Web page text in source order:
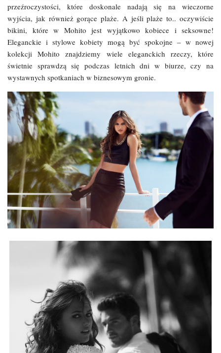
przeźroczystości, które doskonale nadają się na wieczorne
wyjścia, jak również gorące plaże. A jeśli plaże to.. oczywiście
bikini, które w Mohito jest wyjątkowo kobiece i seksowne!
Eleganckie i stylowe kobiety mogą być spokojne – w nowej
kolekcji Mohito znajdziemy wiele eleganckich rzeczy, które
świetnie sprawdzą się podczas letnich dni w biurze, czy na
wystawnych spotkaniach w biznesowym gronie.